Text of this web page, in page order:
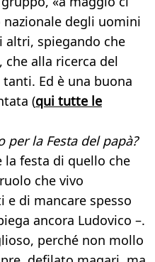
nazionale degli uomini
altri, spiegando che
che alla ricerca del
Ed è una buona
(qui tutte le
per la Festa del papà?
la festa di quello che
che vivo
di mancare spesso
ancora Ludovico –.
perché non mollo